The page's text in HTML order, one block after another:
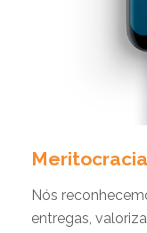
Meritocracia
Nós
entregas,